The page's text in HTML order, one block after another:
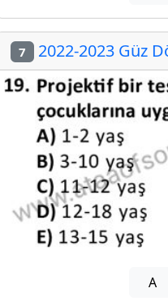
7 2022-2023 Güz
A